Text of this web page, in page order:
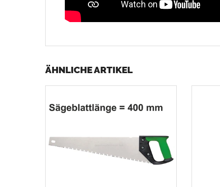
ÄHNLICHE ARTIKEL